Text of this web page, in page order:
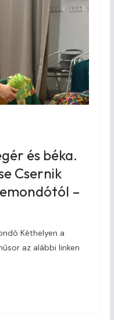
és béka.
Csernik
–
Kéthelyen a
az alábbi linken